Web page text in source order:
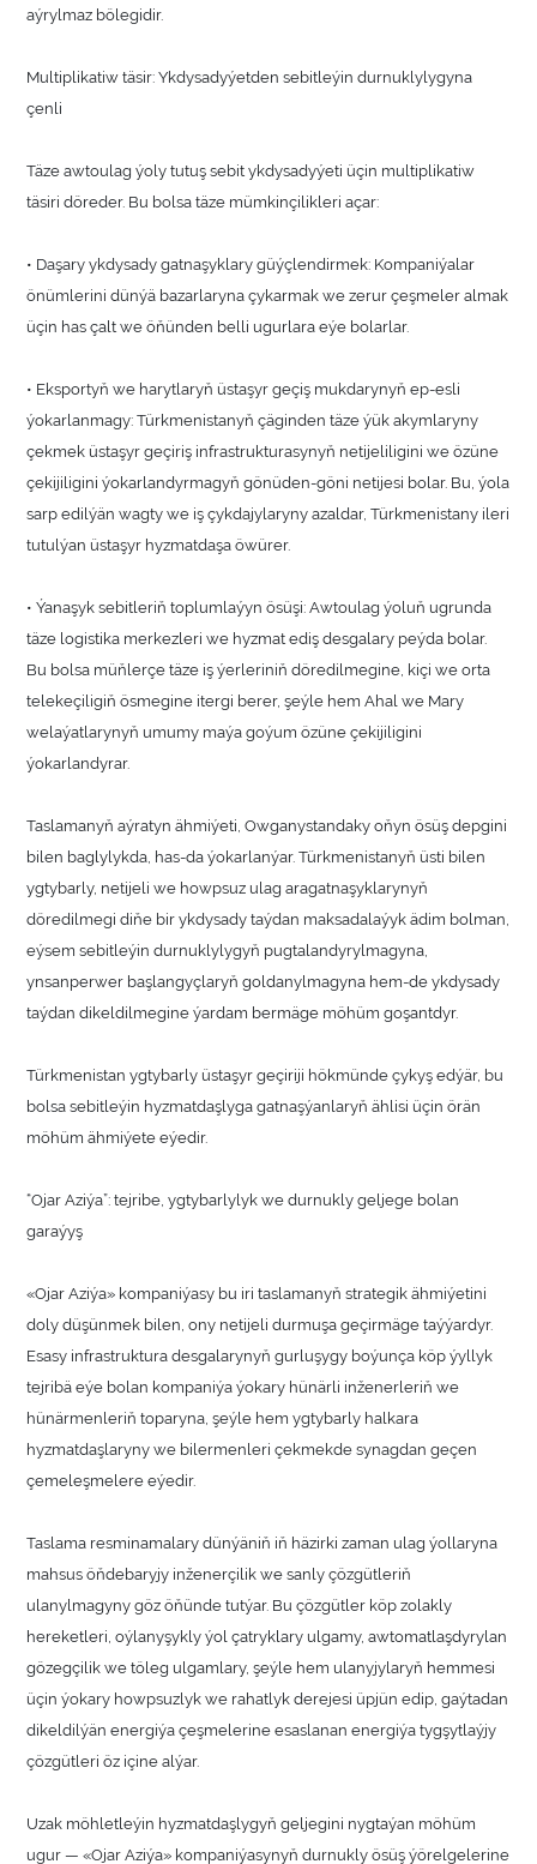
aýrylmaz bölegidir.
Multiplikatiw täsir: Ykdysadyýetden sebitleýin durnuklylygyna
çenli
Täze awtoulag ýoly tutuş sebit ykdysadyýeti üçin multiplikatiw
täsiri döreder. Bu bolsa täze mümkinçilikleri açar:
• Daşary ykdysady gatnaşyklary güýçlendirmek: Kompaniýalar
önümlerini dünýä bazarlaryna çykarmak we zerur çeşmeler almak
üçin has çalt we öňünden belli ugurlara eýe bolarlar.
• Eksportyň we harytlaryň üstaşyr geçiş mukdarynyň ep-esli
ýokarlanmagy: Türkmenistanyň çäginden täze ýük akymlaryny
çekmek üstaşyr geçiriş infrastrukturasynyň netijeliligini we özüne
çekijiligini ýokarlandyrmagyň gönüden-göni netijesi bolar. Bu, ýola
sarp edilýän wagty we iş çykdajylaryny azaldar, Türkmenistany ileri
tutulýan üstaşyr hyzmatdaşa öwürer.
• Ýanaşyk sebitleriň toplumlaýyn ösüşi: Awtoulag ýoluň ugrunda
täze logistika merkezleri we hyzmat ediş desgalary peýda bolar.
Bu bolsa müňlerçe täze iş ýerleriniň döredilmegine, kiçi we orta
telekeçiligiň ösmegine itergi berer, şeýle hem Ahal we Mary
welaýatlarynyň umumy maýa goýum özüne çekijiligini
ýokarlandyrar.
Taslamanyň aýratyn ähmiýeti, Owganystandaky oňyn ösüş depgini
bilen baglylykda, has-da ýokarlanýar. Türkmenistanyň üsti bilen
ygtybarly, netijeli we howpsuz ulag aragatnaşyklarynyň
döredilmegi diňe bir ykdysady taýdan maksadalaýyk ädim bolman,
eýsem sebitleýin durnuklylygyň pugtalandyrylmagyna,
ynsanperwer başlangyçlaryň goldanylmagyna hem-de ykdysady
taýdan dikeldilmegine ýardam bermäge möhüm goşantdyr.
Türkmenistan ygtybarly üstaşyr geçiriji hökmünde çykyş edýär, bu
bolsa sebitleýin hyzmatdaşlyga gatnaşýanlaryň ählisi üçin örän
möhüm ähmiýete eýedir.
“Ojar Aziýa”: tejribe, ygtybarlylyk we durnukly geljege bolan
garaýyş
«Ojar Aziýa» kompaniýasy bu iri taslamanyň strategik ähmiýetini
doly düşünmek bilen, ony netijeli durmuşa geçirmäge taýýardyr.
Esasy infrastruktura desgalarynyň gurluşygy boýunça köp ýyllyk
tejribä eýe bolan kompaniýa ýokary hünärli inženerleriň we
hünärmenleriň toparyna, şeýle hem ygtybarly halkara
hyzmatdaşlaryny we bilermenleri çekmekde synagdan geçen
çemeleşmelere eýedir.
Taslama resminamalary dünýäniň iň häzirki zaman ulag ýollaryna
mahsus öňdebaryjy inženerçilik we sanly çözgütleriň
ulanylmagyny göz öňünde tutýar. Bu çözgütler köp zolakly
hereketleri, oýlanyşykly ýol çatryklary ulgamy, awtomatlaşdyrylan
gözegçilik we töleg ulgamlary, şeýle hem ulanyjylaryň hemmesi
üçin ýokary howpsuzlyk we rahatlyk derejesi üpjün edip, gaýtadan
dikeldilýän energiýa çeşmelerine esaslanan energiýa tygşytlaýjy
çözgütleri öz içine alýar.
Uzak möhletleýin hyzmatdaşlygyň geljegini nygtaýan möhüm
ugur — «Ojar Aziýa» kompaniýasynyň durnukly ösüş ýörelgelerine